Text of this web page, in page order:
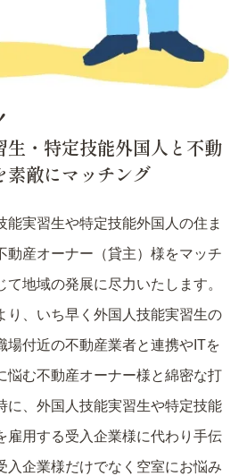
生・特定技能外国人と不動
素敵にマッチング
能実習生や特定技能外国人の住ま
動産オーナー（貸主）様をマッチ
て地域の発展に尽力いたします。
り、いち早く外国人技能実習生の
場付近の不動産業者と連携やITを
悩む不動産オーナー様と綿密な打
に、外国人技能実習生や特定技能
雇用する受入企業様に代わり手伝
入企業様だけでなく空室にお悩み